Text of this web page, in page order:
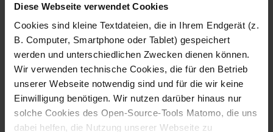
Diese Webseite verwendet Cookies
Cookies sind kleine Textdateien, die in Ihrem Endgerät (z.
B. Computer, Smartphone oder Tablet) gespeichert
werden und unterschiedlichen Zwecken dienen können.
Wir verwenden technische Cookies, die für den Betrieb
unserer Webseite notwendig sind und für die wir keine
Einwilligung benötigen. Wir nutzen darüber hinaus nur
solche Cookies des Open-Source-Tools Matomo, die uns
dabei helfen, die Nutzung unserer Webseite zu
Fotografo: Lorenz
Sternbach
Download
Fotografo: Lorenz
Sternbach
Download